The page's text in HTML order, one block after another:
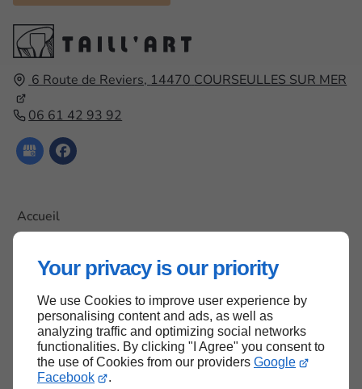
Your privacy is our priority
We use Cookies to improve user experience by
personalising content and ads, as well as
analyzing traffic and optimizing social networks
functionalities. By clicking "I Agree" you consent to
the use of Cookies from our providers Google
Facebook
.
6 Route de Reviers, 14470 COURSEULLES SUR MER
06 61 42 93 92
Accueil
Mentions légales
Plan du site
Haut de page